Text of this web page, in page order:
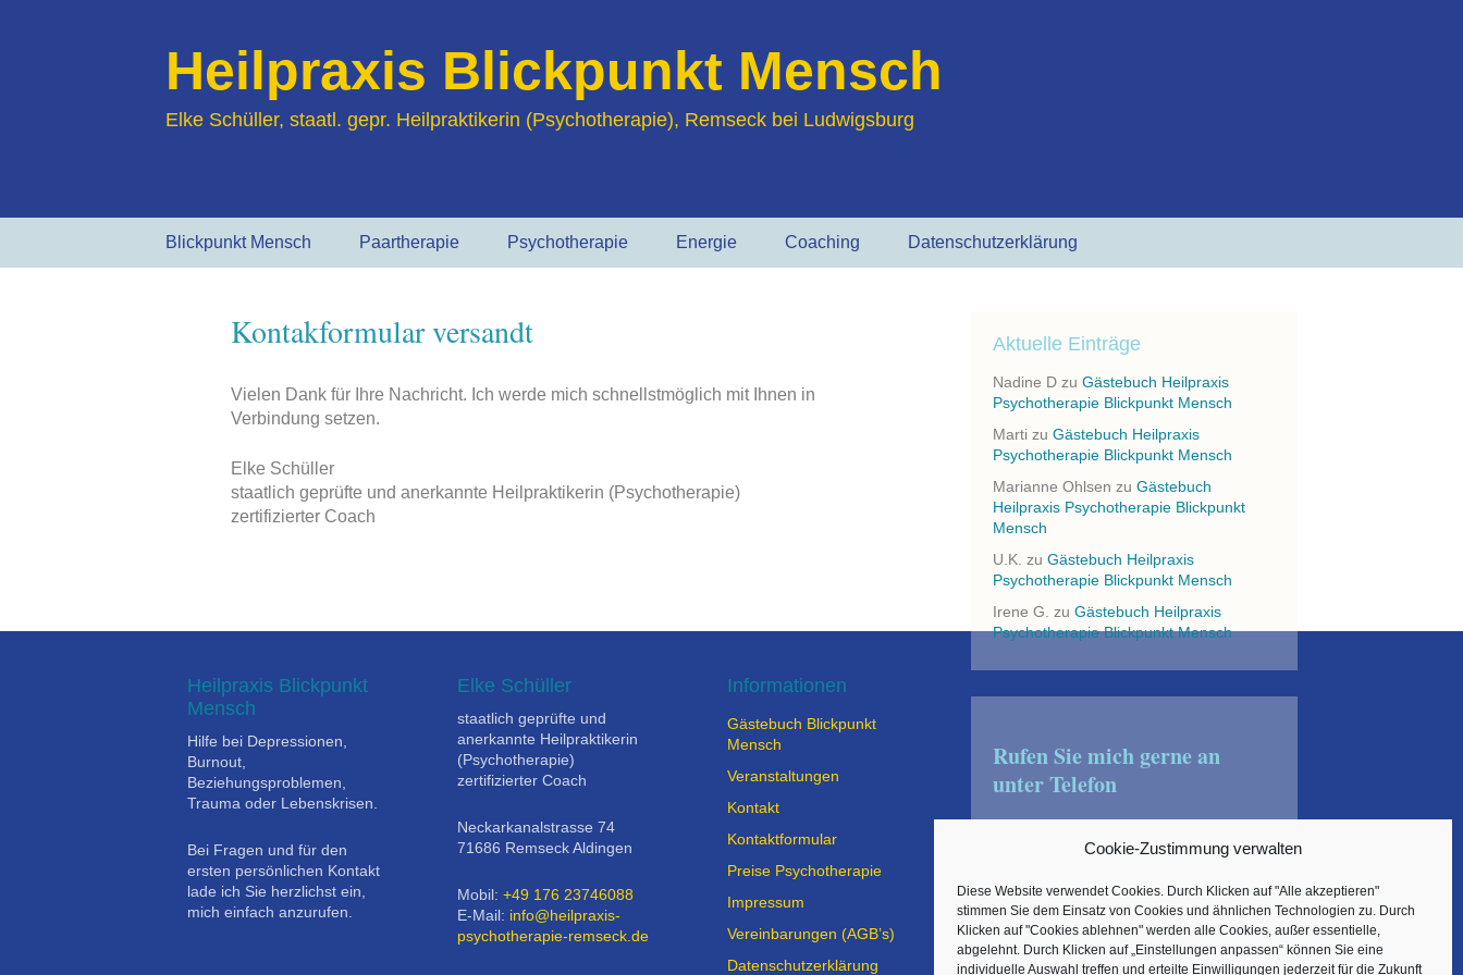
Cookie-Zustimmung verwalten
Diese Website verwendet Cookies. Durch Klicken auf "Alle akzeptieren"
stimmen Sie dem Einsatz von Cookies und ähnlichen Technologien zu. Durch
Klicken auf "Cookies ablehnen" werden alle Cookies, außer essentielle,
abgelehnt. Durch Klicken auf „Einstellungen anpassen“ können Sie eine
individuelle Auswahl treffen und erteilte Einwilligungen jederzeit für die Zukunft
Heilpraxis Blickpunkt Mensch
Elke Schüller, staatl. gepr. Heilpraktikerin (Psychotherapie), Remseck bei Ludwigsburg
Inhalt
Blickpunkt Mensch
Über mich
Paartherapie Psychotherapie
Warum
Energie
Quantenheilung
Coaching Datenschutzerklärung
Kontakformular versandt
Vielen Dank für Ihre Nachricht. Ich werde mich schnellstmöglich mit Ihnen in
Verbindung setzen.
Elke Schüller
staatlich geprüfte und anerkannte Heilpraktikerin (Psychotherapie)
zertifizierter Coach
Aktuelle Einträge
Nadine D zu Gästebuch Heilpraxis
Psychotherapie Blickpunkt Mensch
Marti zu Gästebuch Heilpraxis
Psychotherapie Blickpunkt Mensch
Marianne Ohlsen zu Gästebuch
Heilpraxis Psychotherapie Blickpunkt
Mensch
U.K. zu Gästebuch Heilpraxis
Psychotherapie Blickpunkt Mensch
Irene G. zu Gästebuch Heilpraxis
Psychotherapie Blickpunkt Mensch
Rufen Sie mich gerne an
unter Telefon
+49 176 23746088
oder schreiben Sie mir eine
E-Mail
Heilpraxis Blickpunkt
Mensch
Hilfe bei Depressionen,
Burnout,
Beziehungsproblemen,
Trauma oder Lebenskrisen.
Bei Fragen und für den
ersten persönlichen Kontakt
lade ich Sie herzlichst ein,
mich einfach anzurufen.
Elke Schüller
staatlich geprüfte und
anerkannte Heilpraktikerin
(Psychotherapie)
zertifizierter Coach
Neckarkanalstrasse 74
71686 Remseck Aldingen
Mobil: +49 176 23746088
E-Mail: info@heilpraxis-
psychotherapie-remseck.de
Informationen
Gästebuch Blickpunkt
Mensch
Veranstaltungen
Kontakt
Kontaktformular
Preise Psychotherapie
Impressum
Vereinbarungen (AGB’s)
Datenschutzerklärung